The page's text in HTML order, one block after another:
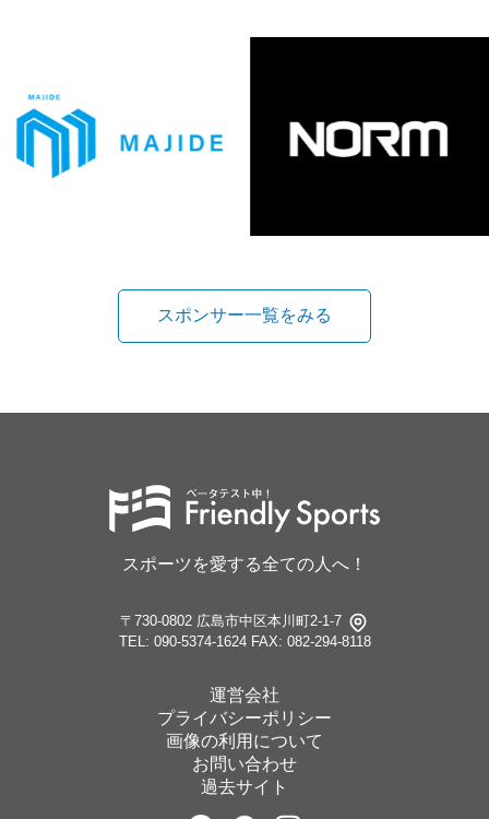
スポンサー一覧をみる
スポーツを愛する全ての人へ！
〒730-0802 広島市中区本川町2-1-7
TEL: 090-5374-1624 FAX: 082-294-8118
運営会社
プライバシーポリシー
画像の利用について
お問い合わせ
過去サイト